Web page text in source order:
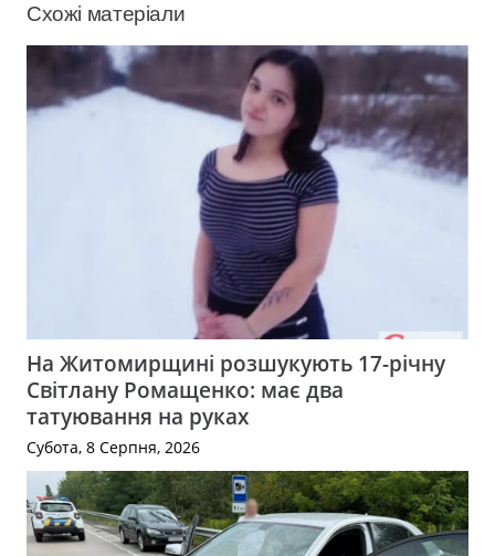
Схожі матеріали
На Житомирщині розшукують 17-річну
Світлану Ромащенко: має два
татуювання на руках
Субота, 8 Серпня, 2026